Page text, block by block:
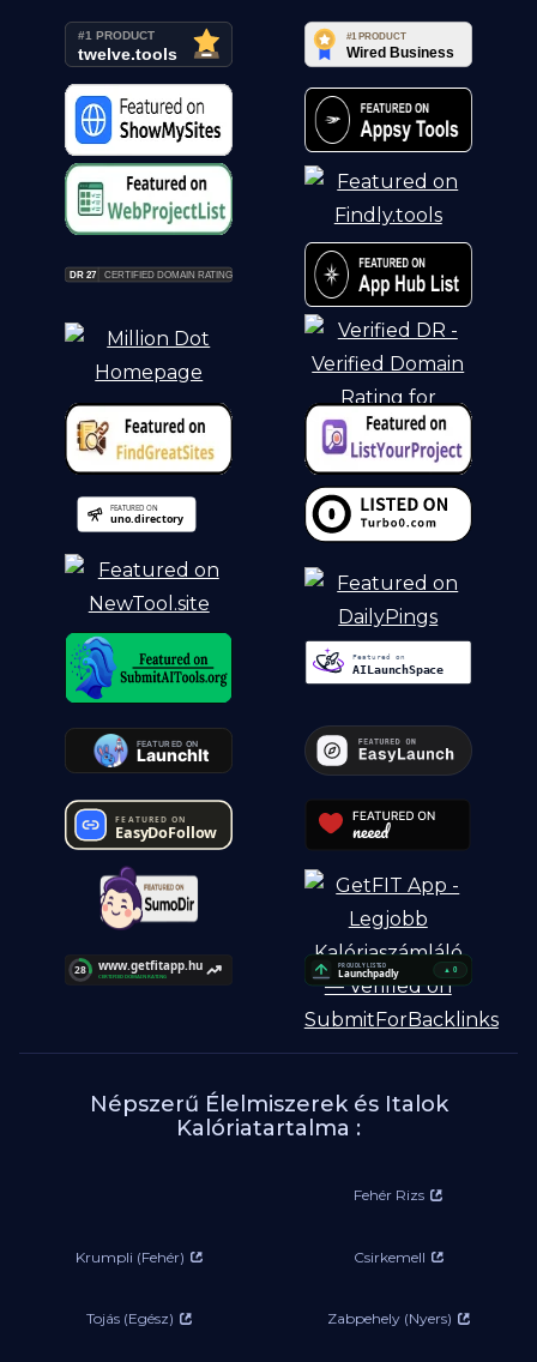
Népszerű Élelmiszerek és Italok
Kalóriatartalma :
Fehér Rizs
Krumpli (Fehér) Csirkemell
Tojás (Egész) Zabpehely (Nyers)